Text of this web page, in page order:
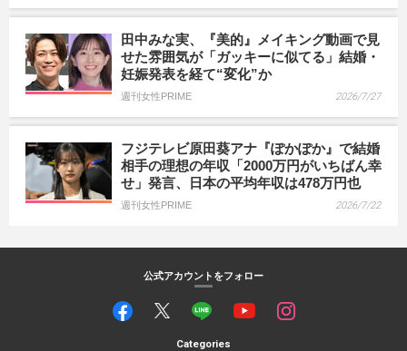
田中みな実、『美的』メイキング動画で見
せた雰囲気が「ガッキーに似てる」結婚・
妊娠発表を経て“変化”か
週刊女性PRIME 2026/7/27
フジテレビ原田葵アナ『ぽかぽか』で結婚
相手の理想の年収「2000万円がいちばん幸
せ」発言、日本の平均年収は478万円也
週刊女性PRIME 2026/7/22
公式アカウントをフォロー
Categories